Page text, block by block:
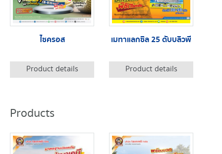
ไซครอส
Product details
เมทาแลกซิล 25 ดับบลิวพี
Product details
Products